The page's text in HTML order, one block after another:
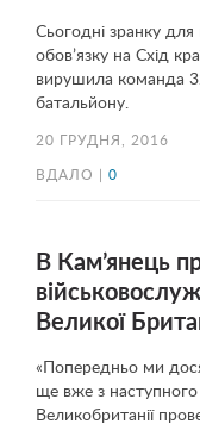
Сьогодні зранку для
обов’язку на Схід
вирушила команда
батальйону.
20 ГРУДНЯ, 2016
ВДАЛО | 0
В Кам’янець
Великої
«Попередньо ми
ще вже з наступного
Великобританії